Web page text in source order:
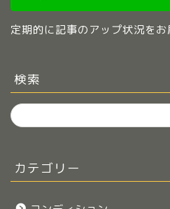
定期的に記事のアップ状況をお
検索
カテゴリー